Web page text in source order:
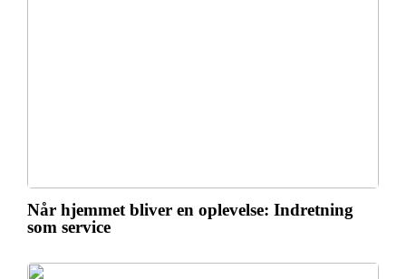
Når hjemmet bliver en oplevelse: Indretning
som service